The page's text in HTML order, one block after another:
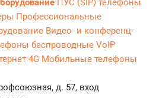
ПУС (SIP) телефоны
Профессиональные
Видео- и конференц-
беспроводные VoIP
4G Мобильные телефоны
д. 57, вход